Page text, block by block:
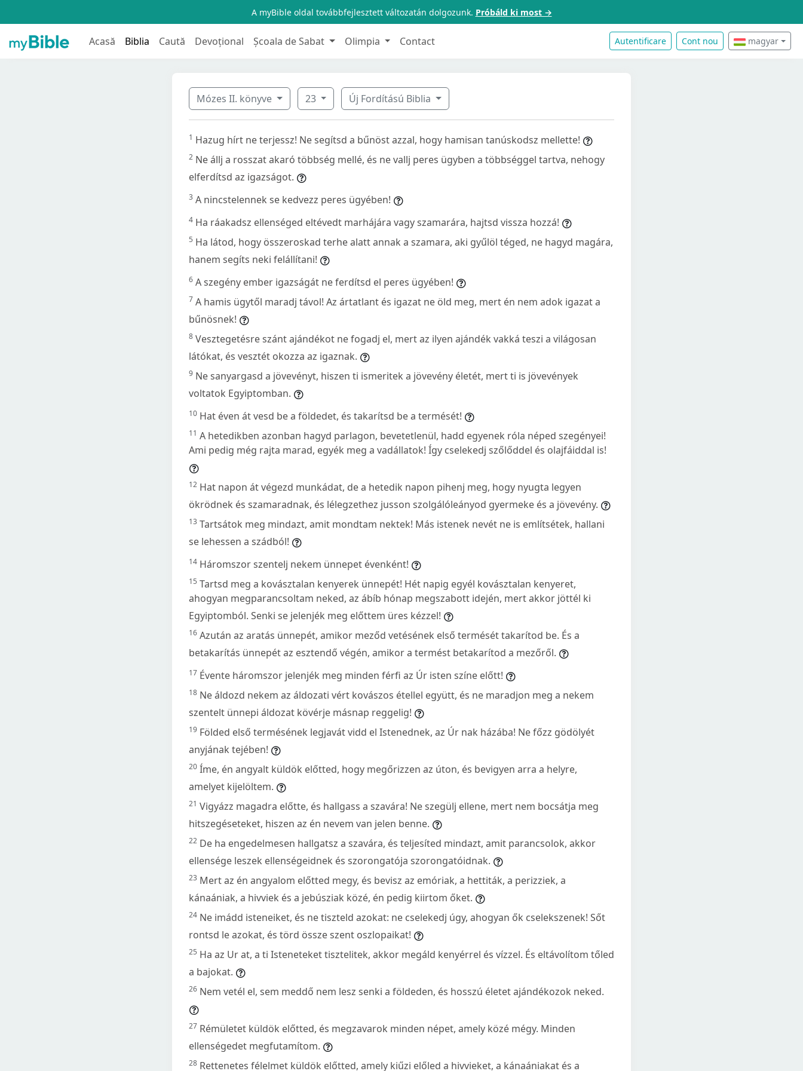
A myBible oldal továbbfejlesztett változatán dolgozunk. Próbáld ki most →
Acasă Biblia Caută Devoțional Școala de Sabat Olimpia Contact Autentificare Cont nou magyar
Mózes II. könyve 23 Új Fordítású Biblia
1 Hazug hírt ne terjessz! Ne segítsd a bűnöst azzal, hogy hamisan tanúskodsz mellette!
2 Ne állj a rosszat akaró többség mellé, és ne vallj peres ügyben a többséggel tartva, nehogy
elferdítsd az igazságot.
3 A nincstelennek se kedvezz peres ügyében!
4 Ha ráakadsz ellenséged eltévedt marhájára vagy szamarára, hajtsd vissza hozzá!
5 Ha látod, hogy összeroskad terhe alatt annak a szamara, aki gyűlöl téged, ne hagyd magára,
hanem segíts neki felállítani!
6 A szegény ember igazságát ne ferdítsd el peres ügyében!
7 A hamis ügytől maradj távol! Az ártatlant és igazat ne öld meg, mert én nem adok igazat a
bűnösnek!
8 Vesztegetésre szánt ajándékot ne fogadj el, mert az ilyen ajándék vakká teszi a világosan
látókat, és vesztét okozza az igaznak.
9 Ne sanyargasd a jövevényt, hiszen ti ismeritek a jövevény életét, mert ti is jövevények
voltatok Egyiptomban.
10 Hat éven át vesd be a földedet, és takarítsd be a termését!
11 A hetedikben azonban hagyd parlagon, bevetetlenül, hadd egyenek róla néped szegényei!
Ami pedig még rajta marad, egyék meg a vadállatok! Így cselekedj szőlőddel és olajfáiddal is!
12 Hat napon át végezd munkádat, de a hetedik napon pihenj meg, hogy nyugta legyen
ökrödnek és szamaradnak, és lélegzethez jusson szolgálóleányod gyermeke és a jövevény.
13 Tartsátok meg mindazt, amit mondtam nektek! Más istenek nevét ne is említsétek, hallani
se lehessen a szádból!
14 Háromszor szentelj nekem ünnepet évenként!
15 Tartsd meg a kovásztalan kenyerek ünnepét! Hét napig egyél kovásztalan kenyeret,
ahogyan megparancsoltam neked, az ábíb hónap megszabott idején, mert akkor jöttél ki
Egyiptomból. Senki se jelenjék meg előttem üres kézzel!
16 Azután az aratás ünnepét, amikor meződ vetésének első termését takarítod be. És a
betakarítás ünnepét az esztendő végén, amikor a termést betakarítod a mezőről.
17 Évente háromszor jelenjék meg minden férfi az Úr isten színe előtt!
18 Ne áldozd nekem az áldozati vért kovászos étellel együtt, és ne maradjon meg a nekem
szentelt ünnepi áldozat kövérje másnap reggelig!
19 Földed első termésének legjavát vidd el Istenednek, az Úr nak házába! Ne főzz gödölyét
anyjának tejében!
20 Íme, én angyalt küldök előtted, hogy megőrizzen az úton, és bevigyen arra a helyre,
amelyet kijelöltem.
21 Vigyázz magadra előtte, és hallgass a szavára! Ne szegülj ellene, mert nem bocsátja meg
hitszegéseteket, hiszen az én nevem van jelen benne.
22 De ha engedelmesen hallgatsz a szavára, és teljesíted mindazt, amit parancsolok, akkor
ellensége leszek ellenségeidnek és szorongatója szorongatóidnak.
23 Mert az én angyalom előtted megy, és bevisz az emóriak, a hettiták, a perizziek, a
kánaániak, a hivviek és a jebúsziak közé, én pedig kiirtom őket.
24 Ne imádd isteneiket, és ne tiszteld azokat: ne cselekedj úgy, ahogyan ők cselekszenek! Sőt
rontsd le azokat, és törd össze szent oszlopaikat!
25 Ha az Ur at, a ti Isteneteket tisztelitek, akkor megáld kenyérrel és vízzel. És eltávolítom tőled
a bajokat.
26 Nem vetél el, sem meddő nem lesz senki a földeden, és hosszú életet ajándékozok neked.
27 Rémületet küldök előtted, és megzavarok minden népet, amely közé mégy. Minden
ellenségedet megfutamítom.
28 Rettenetes félelmet küldök előtted, amely kiűzi előled a hivvieket, a kánaániakat és a